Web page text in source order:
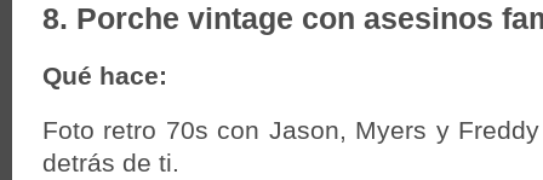
8. Porche vintage con asesinos
Qué hace:
Foto retro 70s con Jason, Myers y
detrás de ti.